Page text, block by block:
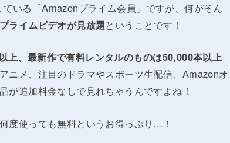
いる「Amazonプライム会員」ですが、何がそん
プライムビデオが見放題ということです！
上、最新作で有料レンタルのものは50,000本以上
ニメ、注目のドラマやスポーツ生配信、Amazonオ
が追加料金なしで見れちゃうんですよね！
度使っても無料というお得っぷり…！